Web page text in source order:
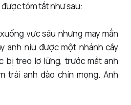
tóm tắt như sau:
vực sâu nhưng may mắn
anh níu được một nhánh cây
bị treo lơ lững, trước mắt anh
trái anh đào chín mọng. Anh